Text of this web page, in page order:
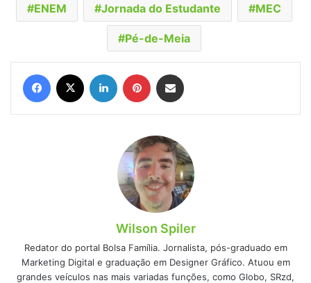
ENEM Jornada do Estudante MEC
Pé-de-Meia
Facebook Linkedin Pinterest
Wilson Spiler
Redator do portal Bolsa Família. Jornalista, pós-graduado em
Marketing Digital e graduação em Designer Gráfico. Atuou em
grandes veículos nas mais variadas funções, como Globo, SRzd,